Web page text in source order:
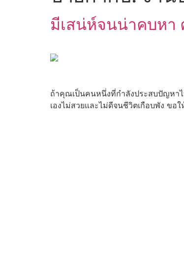
มีเสน่ห์จนน่าคบหา
ถ้าคุณเป็นคนหนึ่งที่กำลังประสบปัญหา
เองไม่สวยและไม่ดีจนชีวิตเกือบพัง ข